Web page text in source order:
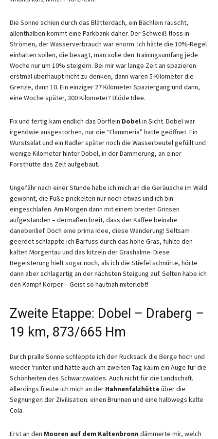
Die Sonne schien durch das Blätterdach, ein Bächlein rauscht,
allenthalben kommt eine Parkbank daher. Der Schweiß floss in
Strömen, der Wasserverbrauch war enorm. Ich hätte die 10%-Regel
einhalten sollen, die besagt, man solle den Trainingsumfang jede
Woche nur um 10% steigern. Bei mir war lange Zeit an spazieren
erstmal überhaupt nicht zu denken, dann waren 5 Kilometer die
Grenze, dann 10. Ein einziger 27 Kilometer Spaziergang und dann,
eine Woche später, 300 Kilometer? Blöde Idee.
Fix und fertig kam endlich das Dörflein Dobelin Sicht. Dobel war
irgendwie ausgestorben, nur die “Flammeria” hatte geöffnet. Ein
Wurstsalat und ein Radler später noch die Wasserbeutel gefüllt und
wenige Kilometer hinter Dobel, in der Dämmerung, an einer
Forsthütte das Zelt aufgebaut.
Ungefähr nach einer Stunde habe ich mich an die Geräusche im Wald
gewöhnt, die Füße prickelten nur noch etwas und ich bin
eingeschlafen. Am Morgen dann mit einem breiten Grinsen
aufgestanden – dermaßen breit, dass der Kaffee beinahe
danebenlief. Doch eine prima Idee, diese Wanderung! Seltsam
geerdet schlappte ich Barfuss durch das hohe Gras, fühlte den
kalten Morgentau und das kitzeln der Grashalme. Diese
Begeisterung hielt sogar noch, als ich die Stiefel schnürte, hörte
dann aber schlagartig an der nächsten Steigung auf. Selten habe ich
den Kampf Körper – Geist so hautnah miterlebt!
Zweite Etappe: Dobel – Draberg –
19 km, 873/665 Hm
Durch pralle Sonne schleppte ich den Rucksack die Berge hoch und
wieder ‘runter und hatte auch am zweiten Tag kaum ein Auge für die
Schönheiten des Schwarzwaldes. Auch nicht für die Landschaft.
Allerdings freute ich mich an der Hahnenfalzhütte über die
Segnungen der Zivilisation: einen Brunnen und eine halbwegs kalte
Cola.
Erst an den Mooren auf dem Kaltenbronn dämmerte mir, welch